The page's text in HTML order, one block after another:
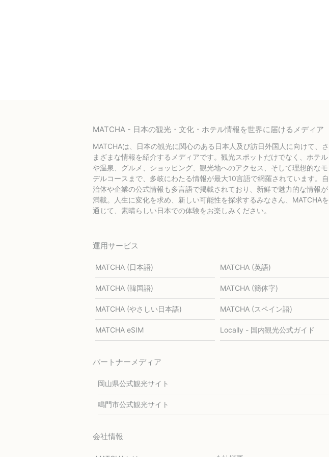
MATCHA - 日本の観光・文化・ホテル情報を世界に届けるメディア
MATCHAは、日本の観光に関心のある日本人及び訪日外国人に向けて、さ
まざまな情報を紹介するメディアです。観光スポットだけでなく、ホテル
や温泉、グルメ、ショッピング、観光地へのアクセス、そして理想的なモ
デルコースまで、多岐にわたる情報が最大10言語で網羅されています。自
治体や企業の公式情報も多言語で掲載されており、新鮮で魅力的な情報が
満載。人生に変化を求め、新しい可能性を探求するみなさん、MATCHAを
通じて、素晴らしい日本での体験をお楽しみください。
運用サービス
MATCHA (日本語) MATCHA (英語)
MATCHA (韓国語) MATCHA (簡体字)
MATCHA (やさしい日本語) MATCHA (スペイン語)
MATCHA eSIM Locally - 国内観光公式ガイド
パートナーメディア
岡山県公式観光サイト
鳴門市公式観光サイト
会社情報